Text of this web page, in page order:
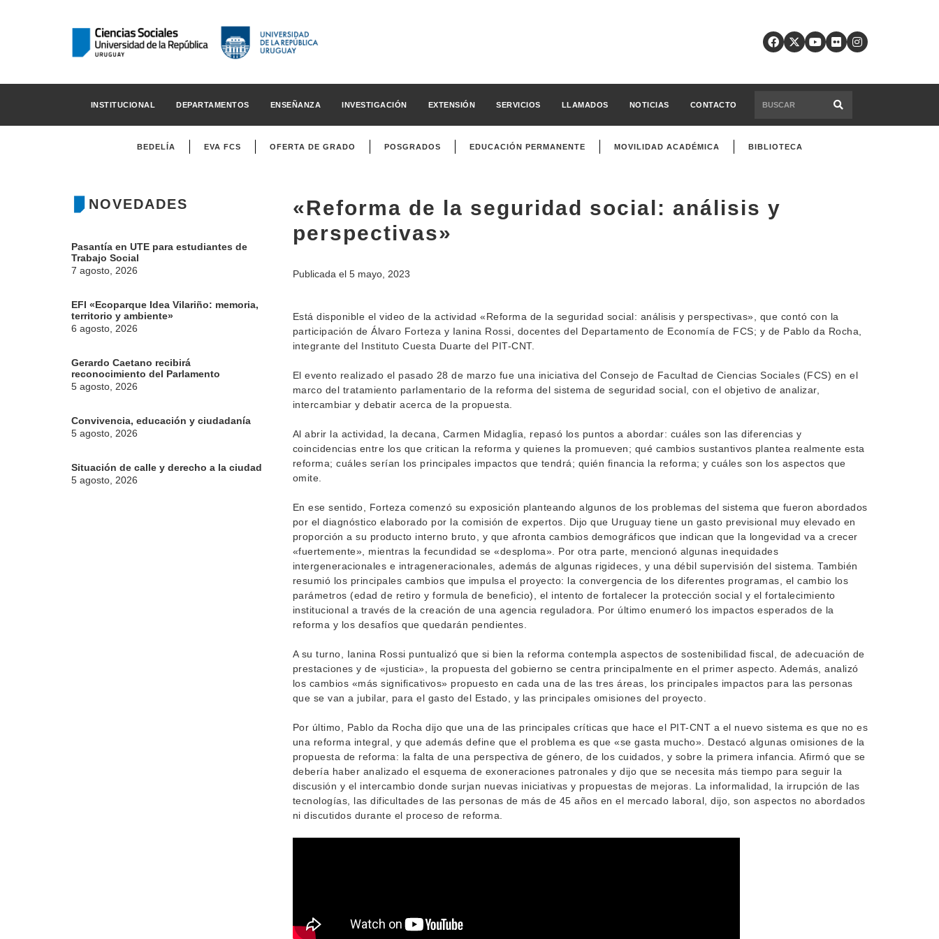
INSTITUCIONAL DEPARTAMENTOS ENSEÑANZA INVESTIGACIÓN EXTENSIÓN SERVICIOS LLAMADOS NOTICIAS CONTACTO
BEDELÍA EVA FCS OFERTA DE GRADO POSGRADOS EDUCACIÓN PERMANENTE MOVILIDAD ACADÉMICA BIBLIOTECA
NOVEDADES
Pasantía en UTE para estudiantes de
Trabajo Social
7 agosto, 2026
EFI «Ecoparque Idea Vilariño: memoria,
territorio y ambiente»
6 agosto, 2026
Gerardo Caetano recibirá
reconocimiento del Parlamento
5 agosto, 2026
Convivencia, educación y ciudadanía
5 agosto, 2026
Situación de calle y derecho a la ciudad
5 agosto, 2026
«Reforma de la seguridad social: análisis y
perspectivas»
Publicada el 5 mayo, 2023
Está disponible el video de la actividad «Reforma de la seguridad social: análisis y perspectivas», que contó con la
participación de Álvaro Forteza y Ianina Rossi, docentes del Departamento de Economía de FCS; y de Pablo da Rocha,
integrante del Instituto Cuesta Duarte del PIT-CNT.
El evento realizado el pasado 28 de marzo fue una iniciativa del Consejo de Facultad de Ciencias Sociales (FCS) en el
marco del tratamiento parlamentario de la reforma del sistema de seguridad social, con el objetivo de analizar,
intercambiar y debatir acerca de la propuesta.
Al abrir la actividad, la decana, Carmen Midaglia, repasó los puntos a abordar: cuáles son las diferencias y
coincidencias entre los que critican la reforma y quienes la promueven; qué cambios sustantivos plantea realmente esta
reforma; cuáles serían los principales impactos que tendrá; quién financia la reforma; y cuáles son los aspectos que
omite.
En ese sentido, Forteza comenzó su exposición planteando algunos de los problemas del sistema que fueron abordados
por el diagnóstico elaborado por la comisión de expertos. Dijo que Uruguay tiene un gasto previsional muy elevado en
proporción a su producto interno bruto, y que afronta cambios demográficos que indican que la longevidad va a crecer
«fuertemente», mientras la fecundidad se «desploma». Por otra parte, mencionó algunas inequidades
intergeneracionales e intrageneracionales, además de algunas rigideces, y una débil supervisión del sistema. También
resumió los principales cambios que impulsa el proyecto: la convergencia de los diferentes programas, el cambio los
parámetros (edad de retiro y formula de beneficio), el intento de fortalecer la protección social y el fortalecimiento
institucional a través de la creación de una agencia reguladora. Por último enumeró los impactos esperados de la
reforma y los desafíos que quedarán pendientes.
A su turno, Ianina Rossi puntualizó que si bien la reforma contempla aspectos de sostenibilidad fiscal, de adecuación de
prestaciones y de «justicia», la propuesta del gobierno se centra principalmente en el primer aspecto. Además, analizó
los cambios «más significativos» propuesto en cada una de las tres áreas, los principales impactos para las personas
que se van a jubilar, para el gasto del Estado, y las principales omisiones del proyecto.
Por último, Pablo da Rocha dijo que una de las principales críticas que hace el PIT-CNT a el nuevo sistema es que no es
una reforma integral, y que además define que el problema es que «se gasta mucho». Destacó algunas omisiones de la
propuesta de reforma: la falta de una perspectiva de género, de los cuidados, y sobre la primera infancia. Afirmó que se
debería haber analizado el esquema de exoneraciones patronales y dijo que se necesita más tiempo para seguir la
discusión y el intercambio donde surjan nuevas iniciativas y propuestas de mejoras. La informalidad, la irrupción de las
tecnologías, las dificultades de las personas de más de 45 años en el mercado laboral, dijo, son aspectos no abordados
ni discutidos durante el proceso de reforma.